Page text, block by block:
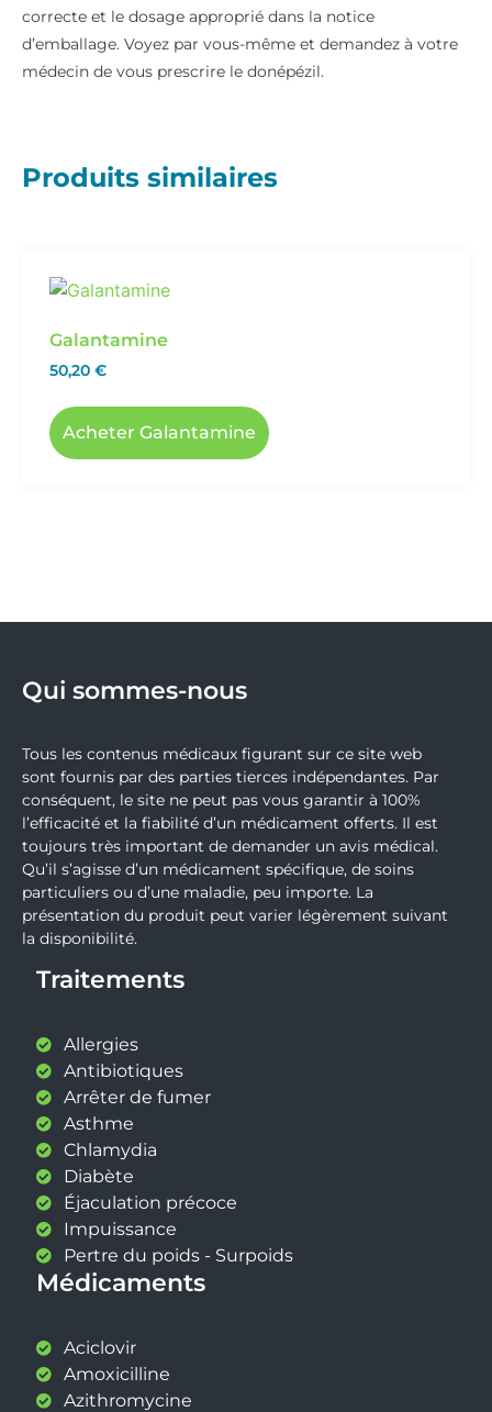
correcte et le dosage approprié dans la notice
d’emballage. Voyez par vous-même et demandez à votre
médecin de vous prescrire le donépézil.
Produits similaires
Galantamine
50,20 €
Acheter Galantamine
Qui sommes-nous
Tous les contenus médicaux figurant sur ce site web
sont fournis par des parties tierces indépendantes. Par
conséquent, le site ne peut pas vous garantir à 100%
l’efficacité et la fiabilité d’un médicament offerts. Il est
toujours très important de demander un avis médical.
Qu’il s’agisse d’un médicament spécifique, de soins
particuliers ou d’une maladie, peu importe. La
présentation du produit peut varier légèrement suivant
la disponibilité.
Traitements
Allergies
Antibiotiques
Arrêter de fumer
Asthme
Chlamydia
Diabète
Éjaculation précoce
Impuissance
Pertre du poids - Surpoids
Médicaments
Aciclovir
Amoxicilline
Azithromycine